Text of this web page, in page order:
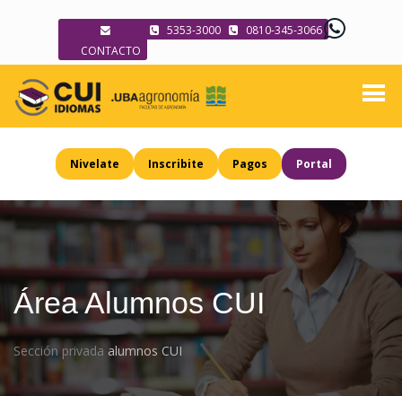
CONTACTO
5353-3000 0810-345-3066
Nivelate Inscribite Pagos Portal
Área Alumnos CUI
Sección privada alumnos CUI